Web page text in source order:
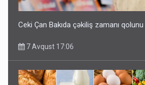
Ceki Çan Bakıda çəkiliş zamanı
7 Avqust 17:06